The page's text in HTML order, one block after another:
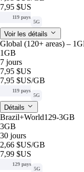
7,95 $US
119 pays
5G
Voir les détails
Global (120+ areas) –
1GB
7 jours
7,95 $US
7,95 $US/GB
119 pays
5G
Détails
Brazil+World129-3GB
3GB
30 jours
2,66 $US/GB
7,99 $US
129 pays
5G